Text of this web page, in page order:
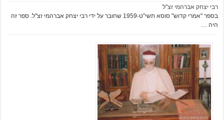
רבי יצחק אברהמי זצ"ל
בספר "אמרי קדוש" סוסא תשי"ט-1959 שחובר על ידי רבי יצחק אברהמי זצ"ל. ספר זה
היה …